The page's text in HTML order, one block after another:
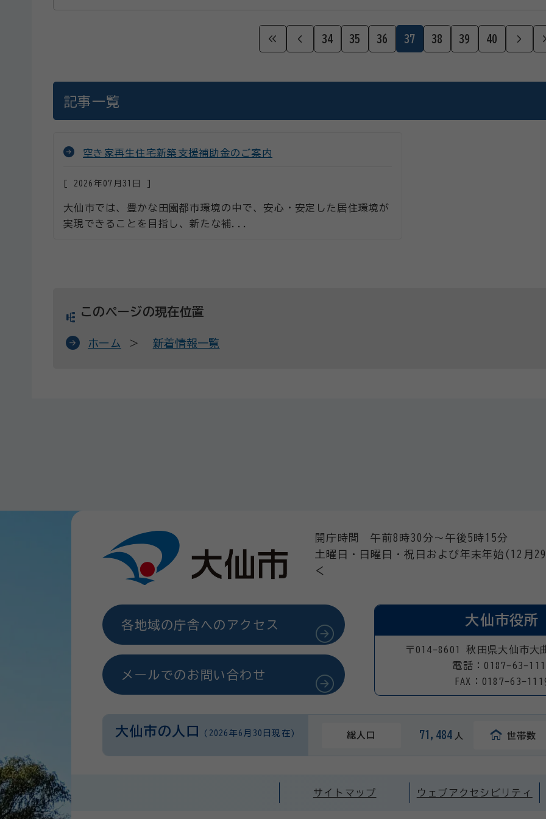
最初のページ
前のページ
34 35 36 37 38 39 40 次の
記事一覧
空き家再生住宅新築支援補助金のご案内
2026年07月31日
大仙市では、豊かな田園都市環境の中で、安心・安定した居住環境が
実現できることを目指し、新たな補...
このページの現在位置
ホーム 新着情報一覧
開庁時間 午前8時30分～午後5時15分
土曜日・日曜日・祝日および年末年始(12月
く
各地域の庁舎へのアクセス
メールでのお問い合わせ
大仙市役所
〒014-8601 秋田県大仙市大
電話：0187-63-
FAX：0187-63-
大仙市の人口 (2026年6月30日現在) 総人口 71,484 人 世帯数
サイトマップ ウェブアクセシビリティ